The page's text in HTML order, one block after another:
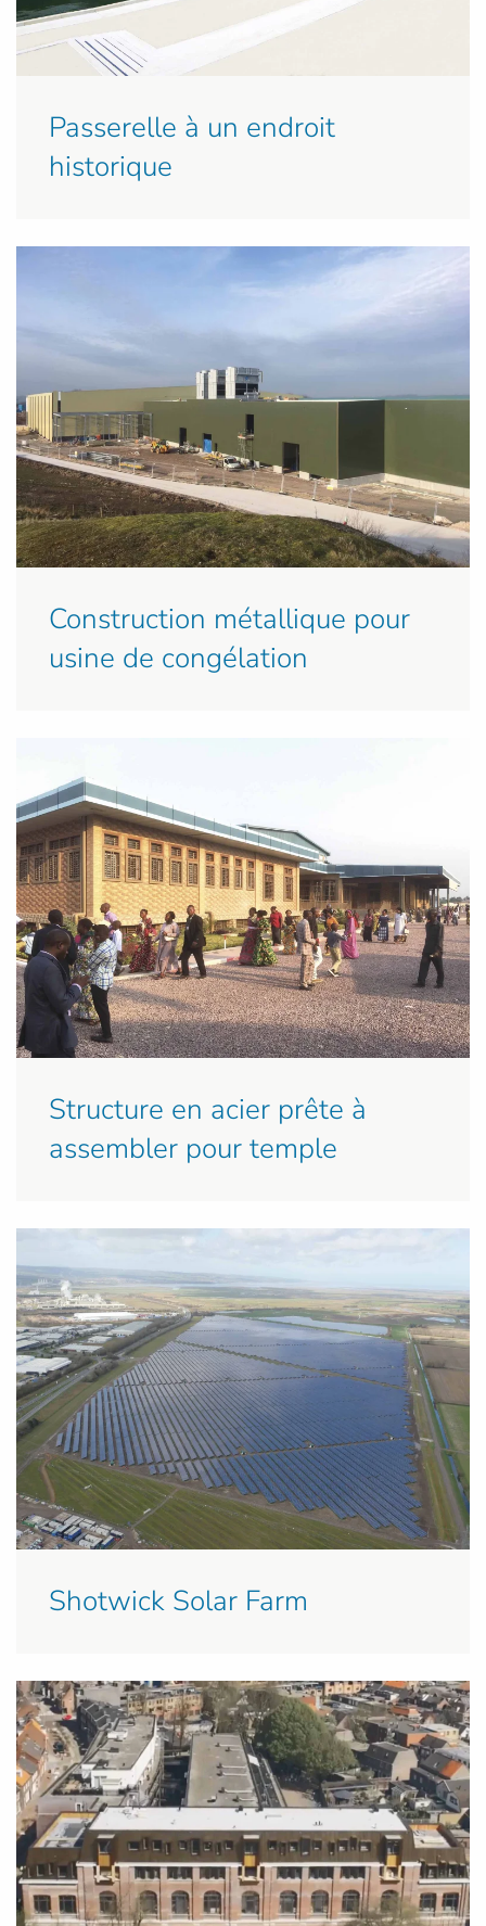
Passerelle à un endroit
historique
Construction métallique pour
usine de congélation
Structure en acier prête à
assembler pour temple
Shotwick Solar Farm